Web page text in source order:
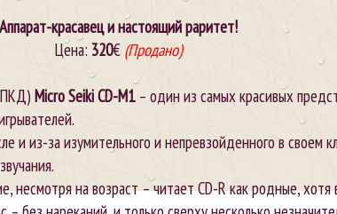
Аппарат-красавец и настоящий раритет!
Цена: 320€ (Продано)
Micro Seiki CD-M1– один из самых красивых
и из-за изумительного и непревзойденного в своем
несмотря на возраст – читает CD-R как родные,